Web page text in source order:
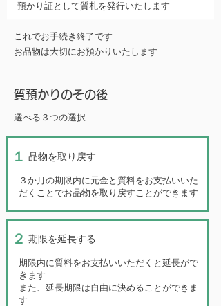
預かり証として質札を発行いたします
これでお手続き終了です
お品物は大切にお預かりいたします
質預かりのその後
選べる３つの選択
１ 品物を取り戻す
３か月の期限内に元金と質料をお支払いいた
だくことでお品物を取り戻すことができます
２ 期限を延長する
期限内に質料をお支払いいただくと延長がで
きます
また、延長期限は自由に決めることができま
す